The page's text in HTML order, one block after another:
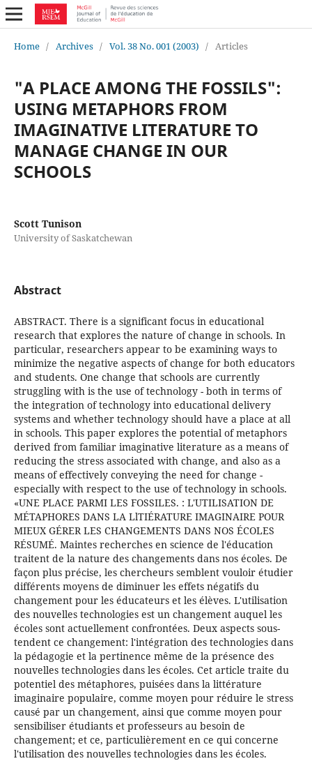
Home / Archives / Vol. 38 No. 001 (2003) / Articles
"A PLACE AMONG THE FOSSILS":
USING METAPHORS FROM
IMAGINATIVE LITERATURE TO
MANAGE CHANGE IN OUR
SCHOOLS
Scott Tunison
University of Saskatchewan
Abstract
ABSTRACT. There is a significant focus in educational
research that explores the nature of change in schools. In
particular, researchers appear to be examining ways to
minimize the negative aspects of change for both educators
and students. One change that schools are currently
struggling with is the use of technology - both in terms of
the integration of technology into educational delivery
systems and whether technology should have a place at all
in schools. This paper explores the potential of metaphors
derived from familiar imaginative literature as a means of
reducing the stress associated with change, and also as a
means of effectively conveying the need for change -
especially with respect to the use of technology in schools.
«UNE PLACE PARMI LES FOSSILES. : L'UTILISATION DE
MÉTAPHORES DANS LA LlTIÉRATURE IMAGINAIRE POUR
MIEUX GÉRER LES CHANGEMENTS DANS NOS ÉCOLES
RÉSUMÉ. Maintes recherches en science de l'éducation
traitent de la nature des changements dans nos écoles. De
façon plus précise, les chercheurs semblent vouloir étudier
différents moyens de diminuer les effets négatifs du
changement pour les éducateurs et les élèves. L'utilisation
des nouvelles technologies est un changement auquel les
écoles sont actuellement confrontées. Deux aspects sous-
tendent ce changement: l'intégration des technologies dans
la pédagogie et la pertinence même de la présence des
nouvelles technologies dans les écoles. Cet article traite du
potentiel des métaphores, puisées dans la littérature
imaginaire populaire, comme moyen pour réduire le stress
causé par un changement, ainsi que comme moyen pour
sensibiliser étudiants et professeurs au besoin de
changement; et ce, particulièrement en ce qui concerne
l'utilisation des nouvelles technologies dans les écoles.